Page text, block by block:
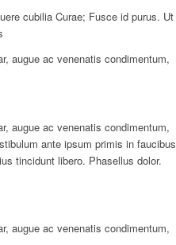
cubilia Curae; Fusce id purus. Ut
augue ac venenatis condimentum,
augue ac venenatis condimentum,
ante ipsum primis in faucibus
tincidunt libero. Phasellus dolor.
augue ac venenatis condimentum,